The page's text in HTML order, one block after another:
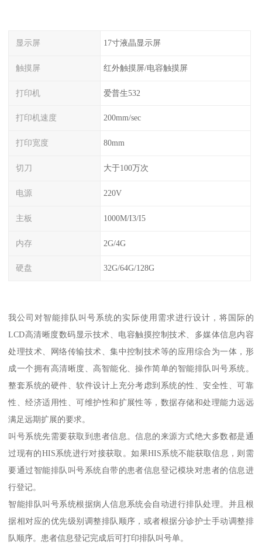
显示屏 17寸液晶显示屏
触摸屏 红外触摸屏/电容触摸屏
打印机 爱普生532
打印机速度 200mm/sec
打印宽度 80mm
切刀 大于100万次
电源 220V
主板 1000M/I3/I5
内存 2G/4G
硬盘 32G/64G/128G
我公司对智能排队叫号系统的实际使用需求进行设计，将国际的
LCD高清晰度数码显示技术、电容触摸控制技术、多媒体信息内容
处理技术、网络传输技术、集中控制技术等的应用综合为一体，形
成一个拥有高清晰度、高智能化、操作简单的智能排队叫号系统。
整套系统的硬件、软件设计上充分考虑到系统的性、安全性、可靠
性、经济适用性、可维护性和扩展性等，数据存储和处理能力远远
满足远期扩展的要求。
叫号系统先需要获取到患者信息。信息的来源方式绝大多数都是通
过现有的HIS系统进行对接获取。如果HIS系统不能获取信息，则需
要通过智能排队叫号系统自带的患者信息登记模块对患者的信息进
行登记。
智能排队叫号系统根据病人信息系统会自动进行排队处理。并且根
据相对应的优先级别调整排队顺序，或者根据分诊护士手动调整排
队顺序。患者信息登记完成后可打印排队叫号单。